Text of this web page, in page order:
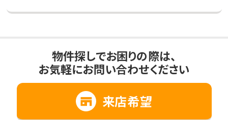
物件探しでお困りの際は、
お気軽にお問い合わせください
来店希望